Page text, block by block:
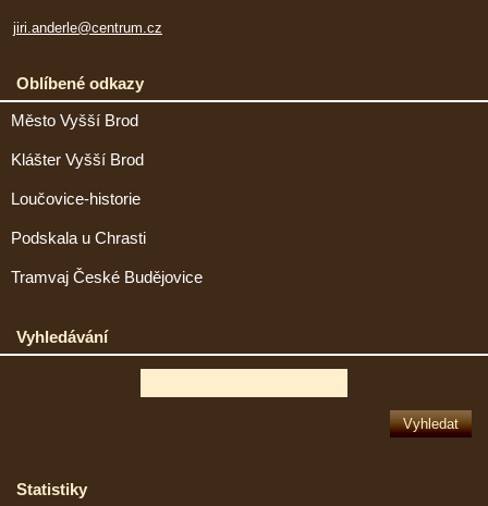
jiri.anderle@centrum.cz
Oblíbené odkazy
Město Vyšší Brod
Klášter Vyšší Brod
Loučovice-historie
Podskala u Chrasti
Tramvaj České Budějovice
Vyhledávání
Statistiky